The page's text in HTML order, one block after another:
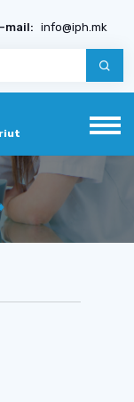
mail: info@iph.mk